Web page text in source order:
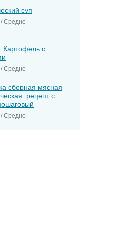
суп
Средне
Картофель с
Средне
сборная мясная
рецепт с
Средне